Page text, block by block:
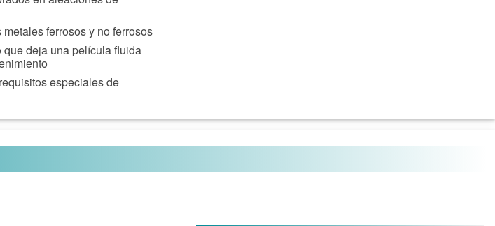
ferrosos y no ferrosos
deja una película fluida
especiales de